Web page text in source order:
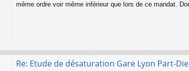
même ordre voir même inférieur que lors de ce mandat.
Re: Etude de désaturation Gare Lyon Part-